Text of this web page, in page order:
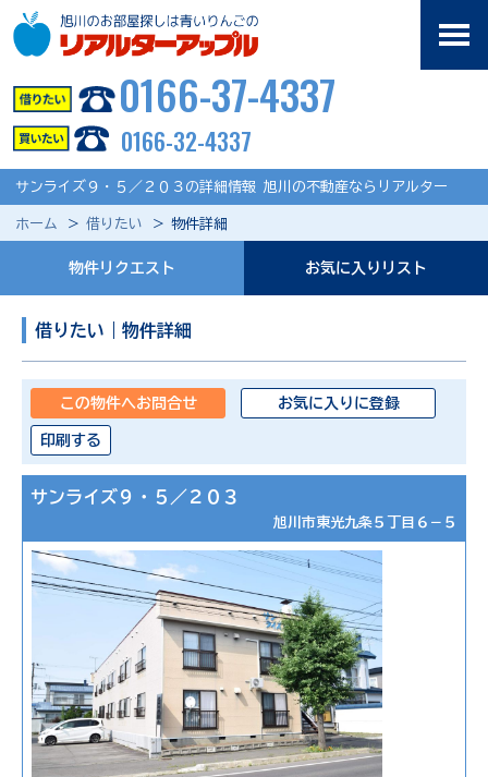
0166-37-4337
0166-32-4337
サンライズ９・５／２０３の詳細情報 旭川の不動産ならリアルター
ホーム 借りたい 物件詳細
物件リクエスト お気に入りリスト
借りたい｜物件詳細
この物件へお問合せ お気に入りに登録
印刷する
サンライズ９・５／２０３
旭川市東光九条５丁目６－５